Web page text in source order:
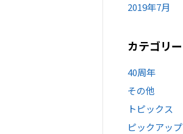
2019年7月
カテゴリー
40周年
その他
トピックス
ピックアップ